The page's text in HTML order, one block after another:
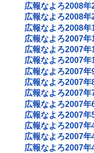
広報なよろ2008年
広報なよろ2008年
広報なよろ2008年
広報なよろ2007年
広報なよろ2007年
広報なよろ2007年
広報なよろ2007年
広報なよろ2007年
広報なよろ2007年
広報なよろ2007年
広報なよろ2007年
広報なよろ2007年
広報なよろ2007年
広報なよろ2007年